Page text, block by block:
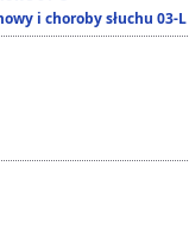
i choroby słuchu 03-L